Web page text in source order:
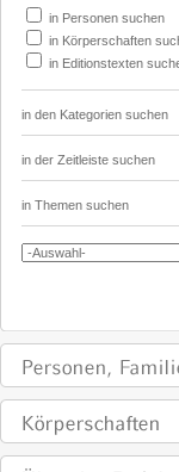
in Personen suchen
in Körperschaften
in Editionstexten
in den Kategorien suchen
in der Zeitleiste suchen
in Themen suchen